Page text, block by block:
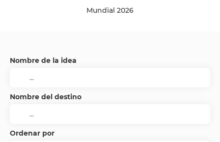
Mundial 2026
Nombre de la idea
Nombre del destino
Ordenar por